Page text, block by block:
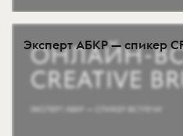
Эксперт АБКР — спикер